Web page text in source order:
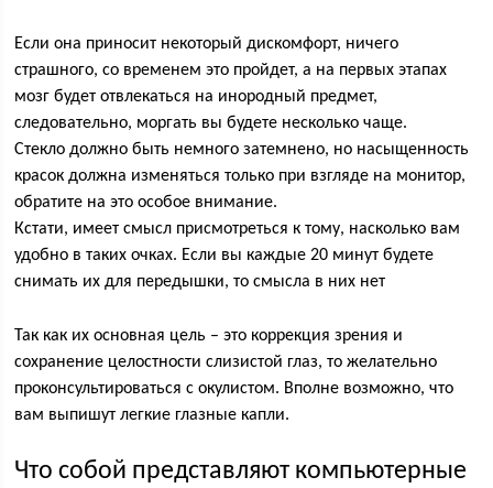
Если она приносит некоторый дискомфорт, ничего
страшного, со временем это пройдет, а на первых этапах
мозг будет отвлекаться на инородный предмет,
следовательно, моргать вы будете несколько чаще.
Стекло должно быть немного затемнено, но насыщенность
красок должна изменяться только при взгляде на монитор,
обратите на это особое внимание.
Кстати, имеет смысл присмотреться к тому, насколько вам
удобно в таких очках. Если вы каждые 20 минут будете
снимать их для передышки, то смысла в них нет
Так как их основная цель – это коррекция зрения и
сохранение целостности слизистой глаз, то желательно
проконсультироваться с окулистом. Вполне возможно, что
вам выпишут легкие глазные капли.
Что собой представляют компьютерные